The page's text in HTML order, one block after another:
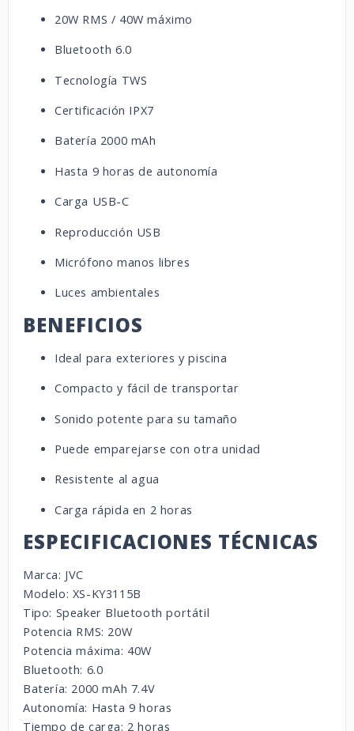
20W RMS / 40W máximo
Bluetooth 6.0
Tecnología TWS
Certificación IPX7
Batería 2000 mAh
Hasta 9 horas de autonomía
Carga USB-C
Reproducción USB
Micrófono manos libres
Luces ambientales
BENEFICIOS
Ideal para exteriores y piscina
Compacto y fácil de transportar
Sonido potente para su tamaño
Puede emparejarse con otra unidad
Resistente al agua
Carga rápida en 2 horas
ESPECIFICACIONES TÉCNICAS
Marca: JVC
Modelo: XS-KY3115B
Tipo: Speaker Bluetooth portátil
Potencia RMS: 20W
Potencia máxima: 40W
Bluetooth: 6.0
Batería: 2000 mAh 7.4V
Autonomía: Hasta 9 horas
Tiempo de carga: 2 horas